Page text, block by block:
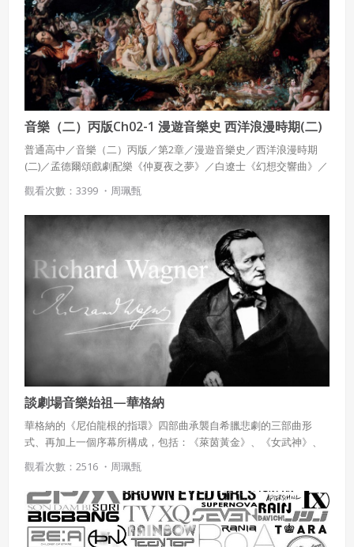
音樂（二）丙版Ch02-1 漫遊音樂史 西洋浪漫時期(二)
普通高中／音樂（二）丙版／第2章／漫遊音樂史／西洋浪漫時期
(二)／孟德爾頌戲劇配樂《仲夏夜之夢》／白遼士《幻想交響曲》／
斯梅塔納交響詩《我的祖國》
觀看次數：3399 ・ 周珮甄
談劇場音樂始祖—華格納
華格納的《尼伯龍根的指環》四部曲承襲自希臘悲劇的三部曲形
式、再加上一個序幕所構成，包括：《萊茵黃金》、《女武神》、
《齊格菲》、《諸神黃昏》。從劇本文字到音樂創作，再到建立屬
於自己的劇場，甚至是上演的規劃，華格納展現出過人的天才與堅
持，也讓他被譽為是劇場與音樂結合的始祖。
觀看次數：2516 ・ 周珮甄